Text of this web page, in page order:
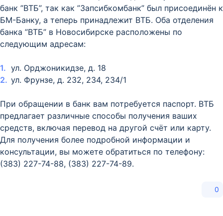
банк ”ВТБ”, так как ”Запсибкомбанк” был присоединён к
БМ-Банку, а теперь принадлежит ВТБ. Оба отделения
банка ”ВТБ” в Новосибирске расположены по
следующим адресам:
ул. Орджоникидзе, д. 18
ул. Фрунзе, д. 232, 234, 234/1
При обращении в банк вам потребуется паспорт. ВТБ
предлагает различные способы получения ваших
средств, включая перевод на другой счёт или карту.
Для получения более подробной информации и
консультации, вы можете обратиться по телефону:
(383) 227-74-88, (383) 227-74-89.
0